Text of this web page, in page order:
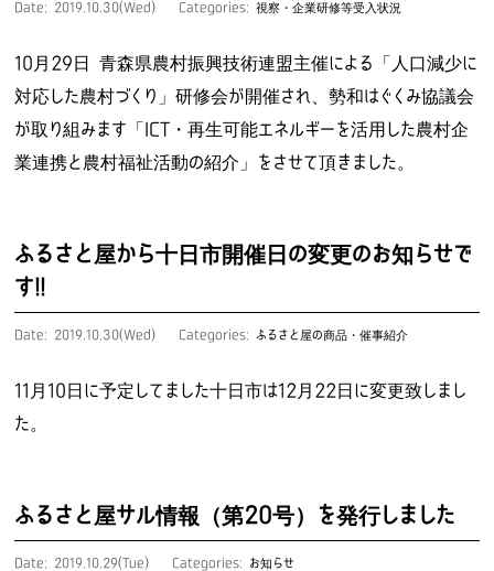
Date: 2019.10.30(Wed) Categories:視察・企業研修等受入状況
10月29日 青森県農村振興技術連盟主催による「人口減少に
対応した農村づくり」研修会が開催され、勢和はぐくみ協議会
が取り組みます「ICT・再生可能エネルギーを活用した農村企
業連携と農村福祉活動の紹介」をさせて頂きました。
ふるさと屋から十日市開催日の変更のお知らせで
す!!
Date: 2019.10.30(Wed) Categories:ふるさと屋の商品・催事紹介
11月10日に予定してました十日市は12月22日に変更致しまし
た。
ふるさと屋サル情報（第20号）を発行しました
Date: 2019.10.29(Tue) Categories: お知らせ